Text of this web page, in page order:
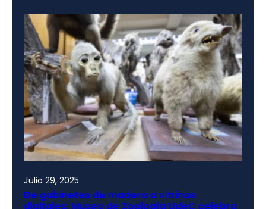
Julio 29, 2025
De gabinetes de madera a vitrinas
digitales: Museo de Zoología UdeC celebra